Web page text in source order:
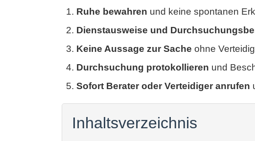
Ruhe bewahren und keine spontanen
Dienstausweise und
Keine Aussage zur Sache ohne
Durchsuchung protokollieren und
Sofort Berater oder Verteidiger anrufen
Inhaltsverzeichnis